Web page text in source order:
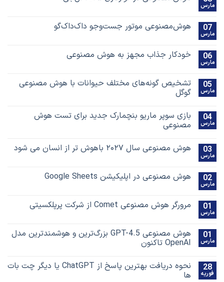
مارس
07
مارس
هوش‌مصنوعی موتور جست‌و‌جو داک‌داک‌گو
06
مارس
خودکار جذاب مجهز به هوش مصنوعی
05
مارس
تشخیص گونه‌های مختلف حیوانات با هوش مصنوعی
گوگل
04
مارس
بازی سوپر ماریو بنچمارک جدید برای تست هوش
مصنوعی
03
مارس
هوش مصنوعی سال ۲۰۲۷ باهوش تر از انسان می شود
02
مارس
هوش مصنوعی در اپلیکیشن Google Sheets
01
مارس
مرورگر هوش مصنوعی Comet از شرکت پرپلکسیتی
01
مارس
هوش مصنوعی GPT-4.5 بزرگ‌ترین و هوشمندترین مدل
OpenAI تاکنون
28
فوریه
نحوه دریافت بهترین پاسخ‌ از ChatGPT یا دیگر چت بات
ها